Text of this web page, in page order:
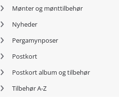
Mønter og mønttilbehør
Nyheder
Pergamynposer
Postkort
Postkort album og tilbehør
Tilbehør A-Z